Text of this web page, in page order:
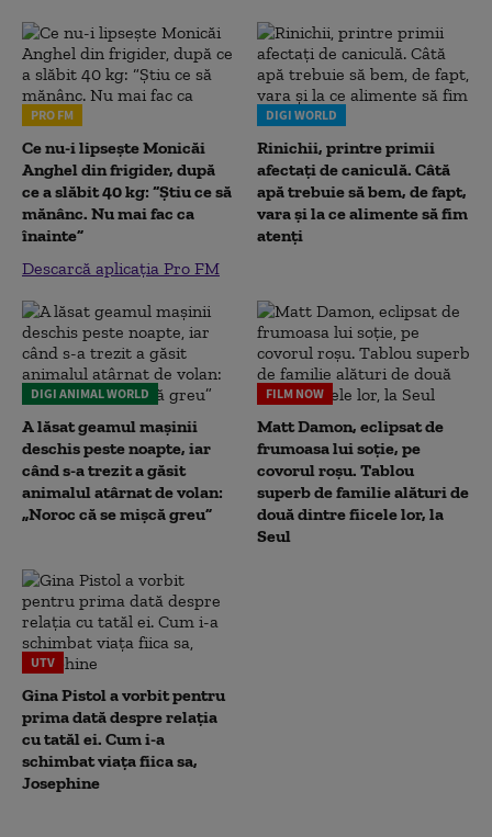
PRO FM
Ce nu-i lipsește Monicăi
Anghel din frigider, după
ce a slăbit 40 kg: “Știu ce să
mănânc. Nu mai fac ca
înainte”
Descarcă aplicația Pro FM
DIGI WORLD
Rinichii, printre primii
afectați de caniculă. Câtă
apă trebuie să bem, de fapt,
vara și la ce alimente să fim
atenți
DIGI ANIMAL WORLD
A lăsat geamul mașinii
deschis peste noapte, iar
când s-a trezit a găsit
animalul atârnat de volan:
„Noroc că se mișcă greu”
FILM NOW
Matt Damon, eclipsat de
frumoasa lui soție, pe
covorul roșu. Tablou
superb de familie alături de
două dintre fiicele lor, la
Seul
UTV
Gina Pistol a vorbit pentru
prima dată despre relația
cu tatăl ei. Cum i-a
schimbat viața fiica sa,
Josephine